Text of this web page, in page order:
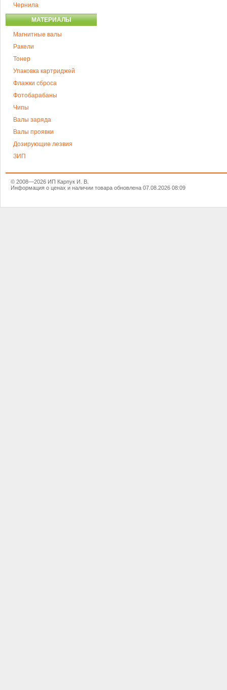
Чернила
МАТЕРИАЛЫ
Магнитные валы
Ракели
Тонер
Упаковка картриджей
Флажки сброса
Фотобарабаны
Чипы
Валы заряда
Валы проявки
Дозирующие лезвия
ЗИП
© 2008—2026 ИП Карпук И. В.
Информация о ценах и наличии товара обновлена 07.08.2026 08:09